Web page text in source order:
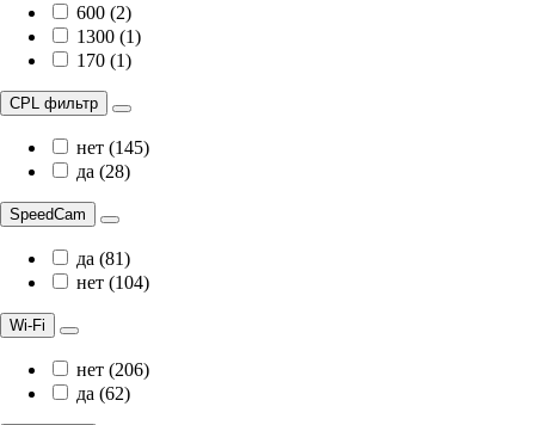
600 (2)
1300 (1)
170 (1)
CPL фильтр
нет (145)
да (28)
SpeedCam
да (81)
нет (104)
Wi-Fi
нет (206)
да (62)